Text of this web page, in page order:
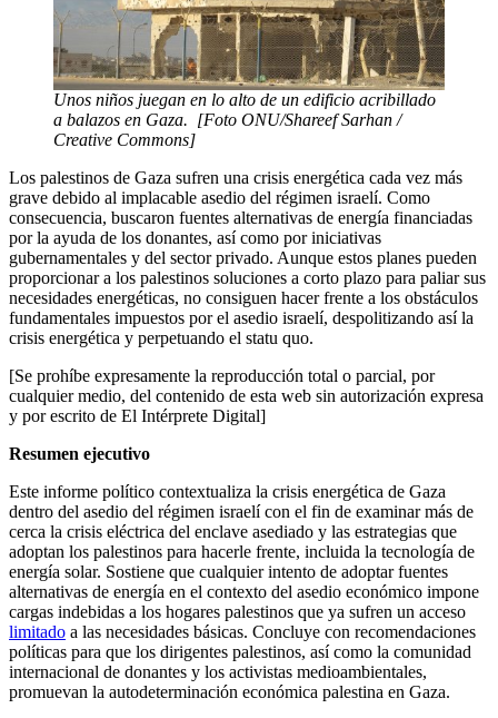
Unos niños juegan en lo alto de un edificio acribillado
a balazos en Gaza. [Foto ONU/Shareef Sarhan /
Creative Commons]
Los palestinos de Gaza sufren una crisis energética cada vez más
grave debido al implacable asedio del régimen israelí. Como
consecuencia, buscaron fuentes alternativas de energía financiadas
por la ayuda de los donantes, así como por iniciativas
gubernamentales y del sector privado. Aunque estos planes pueden
proporcionar a los palestinos soluciones a corto plazo para paliar sus
necesidades energéticas, no consiguen hacer frente a los obstáculos
fundamentales impuestos por el asedio israelí, despolitizando así la
crisis energética y perpetuando el statu quo.
[Se prohíbe expresamente la reproducción total o parcial, por
cualquier medio, del contenido de esta web sin autorización expresa
y por escrito de El Intérprete Digital]
Resumen ejecutivo
Este informe político contextualiza la crisis energética de Gaza
dentro del asedio del régimen israelí con el fin de examinar más de
cerca la crisis eléctrica del enclave asediado y las estrategias que
adoptan los palestinos para hacerle frente, incluida la tecnología de
energía solar. Sostiene que cualquier intento de adoptar fuentes
alternativas de energía en el contexto del asedio económico impone
cargas indebidas a los hogares palestinos que ya sufren un acceso
limitado a las necesidades básicas. Concluye con recomendaciones
políticas para que los dirigentes palestinos, así como la comunidad
internacional de donantes y los activistas medioambientales,
promuevan la autodeterminación económica palestina en Gaza.